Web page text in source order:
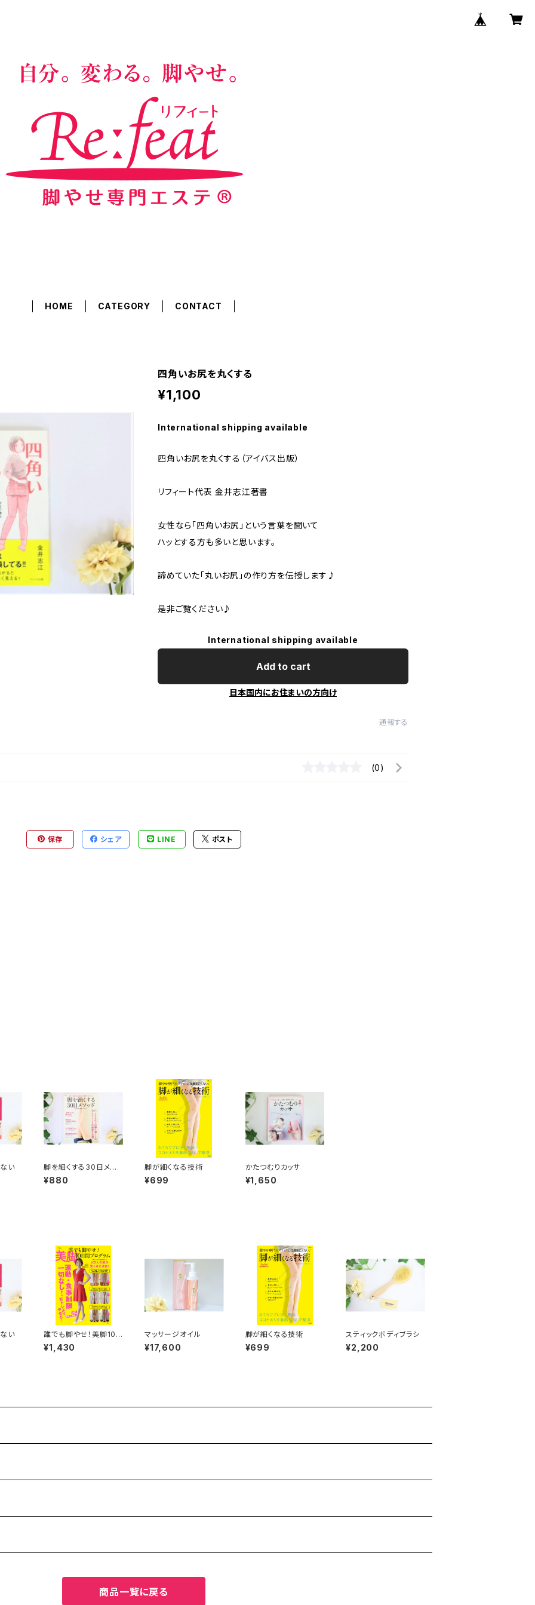
HOME CATEGORY CONTACT
四角いお尻を丸くする
¥1,100
International shipping available
四角いお尻を丸くする（アイバス出版）
リフィート代表 金井志江著書
女性なら「四角いお尻」という言葉を聞いて
ハッとする方も多いと思います。
諦めていた「丸いお尻」の作り方を伝授します♪
是非ご覧ください♪
International shipping available
Add to cart
日本国内にお住まいの方向け
通報する
(0)
保存 シェア LINE ポスト
い
脚を細くする30日メソッ
ド
¥880
脚が細くなる技術
¥699
かたつむりカッサ
¥1,650
い
誰でも脚やせ！美脚10
日間プログラム（宝島
社）
¥1,430
マッサージオイル
¥17,600
脚が細くなる技術
¥699
スティックボディブラシ
¥2,200
商品一覧に戻る